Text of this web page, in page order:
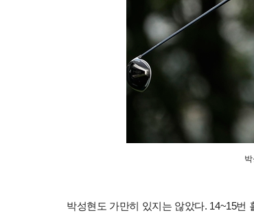
박성현도 가만히 있지는 않았다. 14~15번